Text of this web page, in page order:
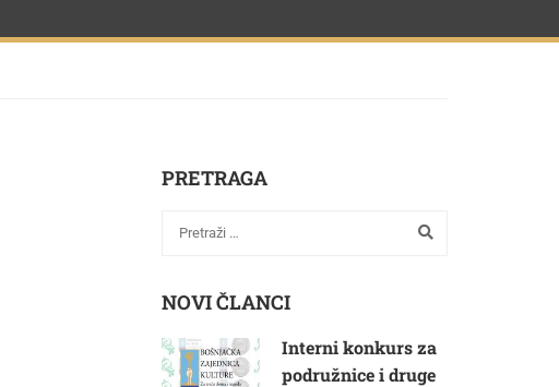
PRETRAGA
NOVI ČLANCI
Interni konkurs za
podružnice i druge